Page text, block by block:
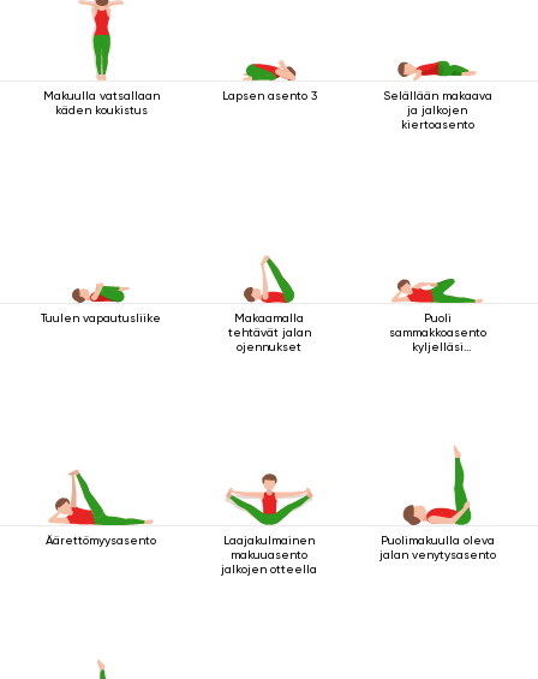
Makuulla vatsallaan
käden koukistus
Lapsen asento 3
Selällään makaava
ja jalkojen
kiertoasento
Tuulen vapautusliike
Makaamalla
tehtävät jalan
ojennukset
Puoli
sammakkoasento
kyljelläsi
Äärettömyysasento
Laajakulmainen
makuuasento
jalkojen otteella
Puolimakuulla oleva
jalan venytysasento